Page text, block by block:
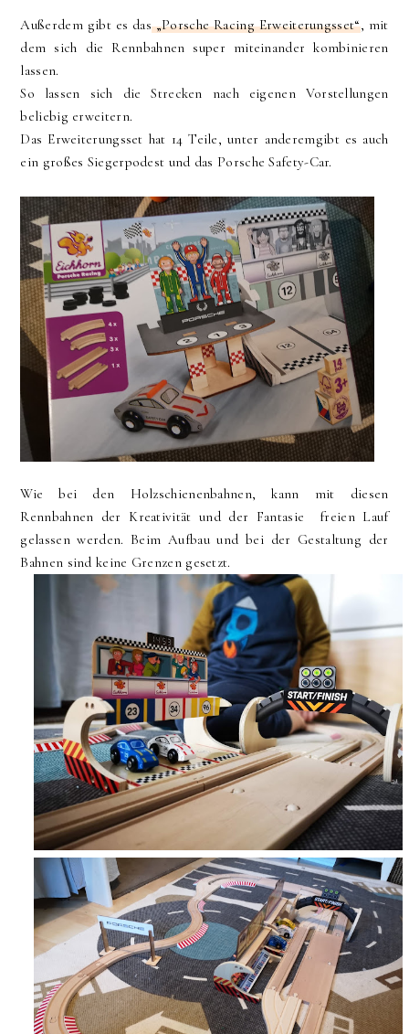
Außerdem gibt es das„Porsche Racing Erweiterungsset“, mit
dem sich die Rennbahnen super miteinander kombinieren
lassen.
So lassen sich die Strecken nach eigenen Vorstellungen
beliebig erweitern.
Das Erweiterungsset hat 14 Teile, unter anderemgibt es auch
ein großes Siegerpodest und das Porsche Safety-Car.
Wie bei den Holzschienenbahnen, kann mit diesen
Rennbahnen der Kreativität und der Fantasie freien Lauf
gelassen werden. Beim Aufbau und bei der Gestaltung der
Bahnen sind keine Grenzen gesetzt.